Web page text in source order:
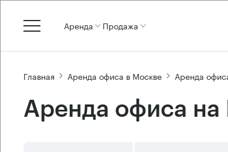
Аренда Продажа
Главная Аренда офиса в Москве Аренда
Аренда офиса на